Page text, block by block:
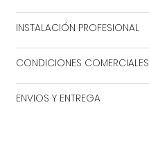
INSTALACIÓN PROFESIONAL
CONDICIONES COMERCIALES
ENVIOS Y ENTREGA